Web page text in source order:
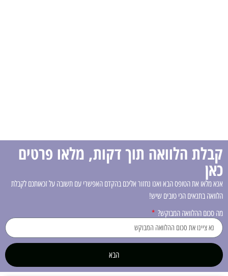
קבלת הלוואה תוך דקות, מלאו פרטים
כאן
אנא מלאו את הטופס הבא ואנו נחזור אליכם בהקדם האפשרי עם תשובה על זכאותכם לקבלת
הלוואה בתנאים הכי טובים שיש!
מה סכום ההלוואה המבוקש?
הבא